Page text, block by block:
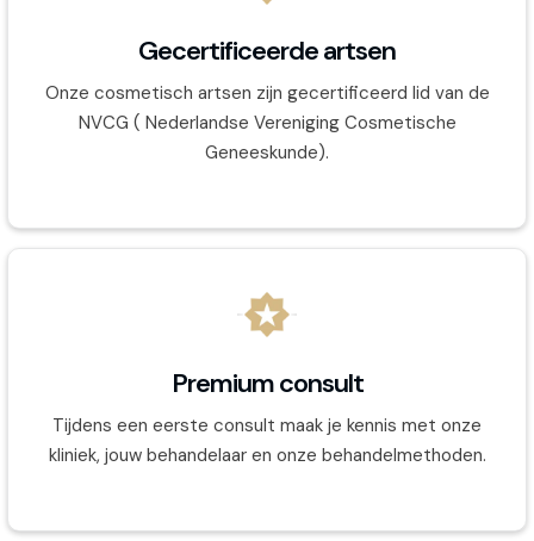
Gecertificeerde artsen
Onze cosmetisch artsen zijn gecertificeerd lid van de
NVCG ( Nederlandse Vereniging Cosmetische
Geneeskunde).
Premium consult
Tijdens een eerste consult maak je kennis met onze
kliniek, jouw behandelaar en onze behandelmethoden.